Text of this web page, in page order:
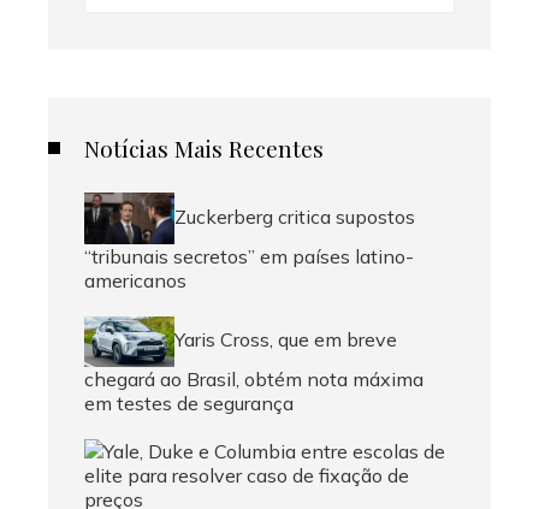
Notícias Mais Recentes
Zuckerberg critica supostos
“tribunais secretos” em países latino-
americanos
Yaris Cross, que em breve
chegará ao Brasil, obtém nota máxima
em testes de segurança